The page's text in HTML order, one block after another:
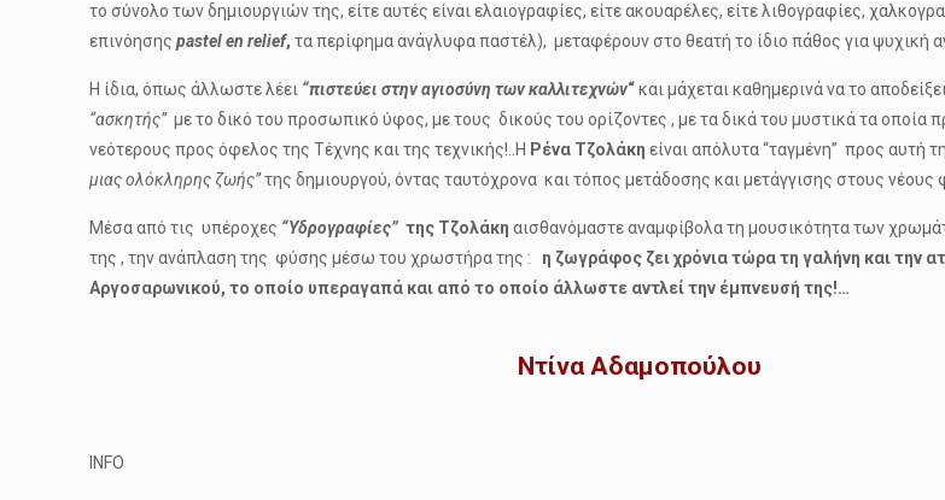
το σύνολο των δημιουργιών της, είτε αυτές είναι ελαιογραφίες, είτε ακουαρέλες, είτε λιθογραφίες,
επινόησηςpastelenrelief, τα περίφημα ανάγλυφα παστέλ), μεταφέρουν στο θεατή το ίδιο πάθος για ψυχική
Η ίδια, όπως άλλωστε λέει “πιστεύει στην αγιοσύνη των καλλιτεχνών“και μάχεται καθημερινά να το
“ασκητής”με το δικό του προσωπικό ύφος, με τους δικούς του ορίζοντες , με τα δικά του μυστικά τα
νεότερους προς όφελος της Τέχνης και της τεχνικής!..Η Ρένα Τζολάκη είναι απόλυτα “ταγμένη” προς αυτή
μιας ολόκληρης ζωής”της δημιουργού, όντας ταυτόχρονα και τόπος μετάδοσης και μετάγγισης στους
Μέσα από τις υπέροχες “Υδρογραφίες” της Τζολάκη αισθανόμαστε αναμφίβολα τη μουσικότητα των
της , την ανάπλαση της φύσης μέσω του χρωστήρα της : η ζωγράφος ζει χρόνια τώρα τη γαλήνη και την
Αργοσαρωνικού, το οποίο υπεραγαπά και από το οποίο άλλωστε αντλεί την έμπνευσή της!…
Ντίνα Αδαμοπούλου
INFO